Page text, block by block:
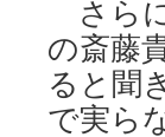
さら
の斎藤
ると聞
で実ら